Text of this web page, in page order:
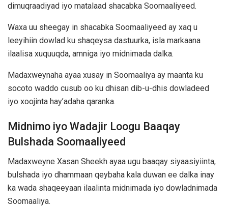
dimuqraadiyad iyo matalaad shacabka Soomaaliyeed.
Waxa uu sheegay in shacabka Soomaaliyeed ay xaq u
leeyihiin dowlad ku shaqeysa dastuurka, isla markaana
ilaalisa xuquuqda, amniga iyo midnimada dalka.
Madaxweynaha ayaa xusay in Soomaaliya ay maanta ku
socoto waddo cusub oo ku dhisan dib-u-dhis dowladeed
iyo xoojinta hay’adaha qaranka.
Midnimo iyo Wadajir Loogu Baaqay
Bulshada Soomaaliyeed
Madaxweyne Xasan Sheekh ayaa ugu baaqay siyaasiyiinta,
bulshada iyo dhammaan qeybaha kala duwan ee dalka inay
ka wada shaqeeyaan ilaalinta midnimada iyo dowladnimada
Soomaaliya.